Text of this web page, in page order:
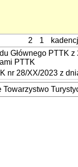
2 1
Głównego PTTK
PTTK
nr 28/XX/2023 z